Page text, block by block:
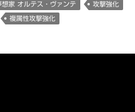
想家 オルテス・ヴァンテ 攻撃強化
複属性攻撃強化